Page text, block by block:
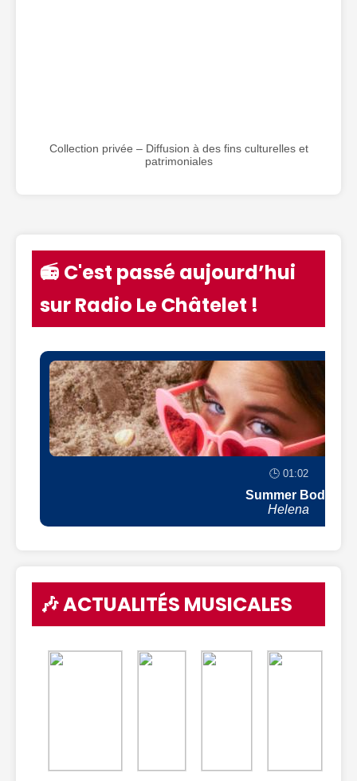
Collection privée – Diffusion à des fins culturelles et
patrimoniales
📻 C'est passé aujourd’hui
sur Radio Le Châtelet !
🕒 01:02
Summer Body
Helena
🎶 ACTUALITÉS MUSICALES